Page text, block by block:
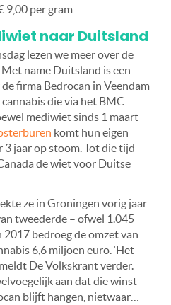
9,00 per gram
naar Duitsland
lezen we meer over de
name Duitsland is een
firma Bedrocan in Veendam
die via het BMC
mediwiet sinds 1 maart
komt hun eigen
jaar op stoom. Tot die tijd
de wiet voor Duitse
ze in Groningen vorig jaar
tweederde – ofwel 1.045
2017 bedroeg de omzet van
6,6 miljoen euro. ‘Het
De Volkskrant verder.
aan dat die winst
blijft hangen, nietwaar…